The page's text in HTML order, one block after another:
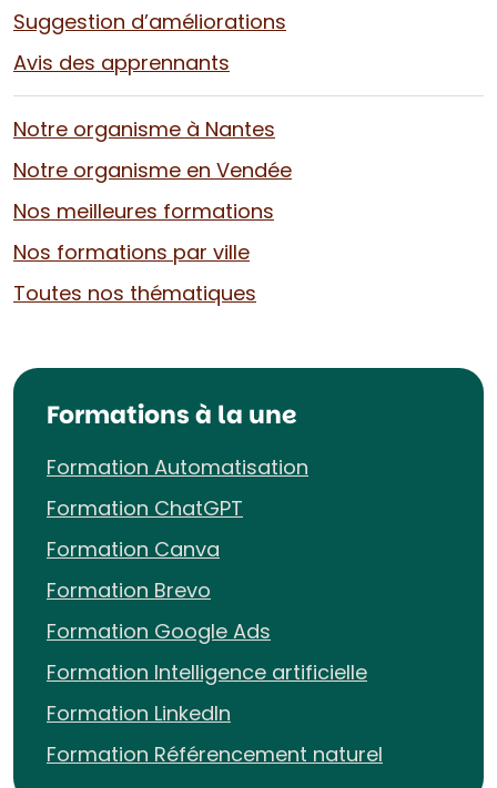
Suggestion d’améliorations
Avis des apprennants
Notre organisme à Nantes
Notre organisme en Vendée
Nos meilleures formations
Nos formations par ville
Toutes nos thématiques
Formations à la une
Formation Automatisation
Formation ChatGPT
Formation Canva
Formation Brevo
Formation Google Ads
Formation Intelligence artificielle
Formation LinkedIn
Formation Référencement naturel